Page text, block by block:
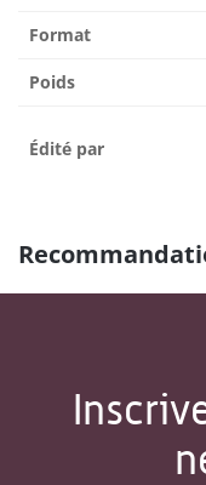
Format
Poids
Édité par